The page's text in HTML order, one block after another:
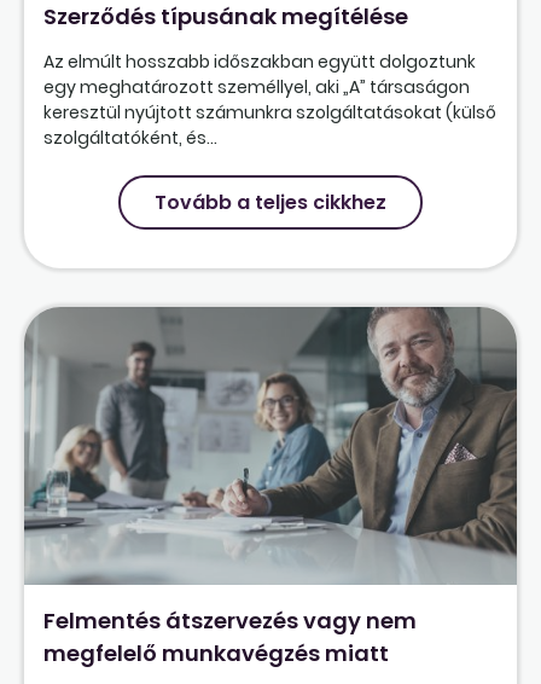
Szerződés típusának megítélése
Az elmúlt hosszabb időszakban együtt dolgoztunk
egy meghatározott személlyel, aki „A” társaságon
keresztül nyújtott számunkra szolgáltatásokat (külső
szolgáltatóként, és...
Tovább a teljes cikkhez
Felmentés átszervezés vagy nem
megfelelő munkavégzés miatt